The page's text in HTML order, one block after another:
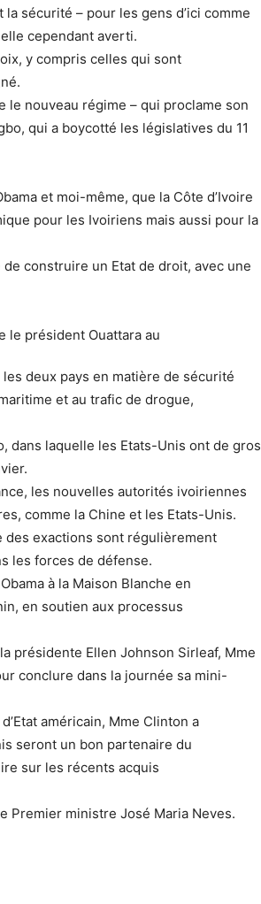
sécurité – pour les gens d’ici comme
cependant averti.
y compris celles qui sont
le nouveau régime – qui proclame son
qui a boycotté les législatives du 11
et moi-même, que la Côte d’Ivoire
pour les Ivoiriens mais aussi pour la
construire un Etat de droit, avec une
deux pays en matière de sécurité
et au trafic de drogue,
dans laquelle les Etats-Unis ont de gros
les nouvelles autorités ivoiriennes
comme la Chine et les Etats-Unis.
des exactions sont régulièrement
les forces de défense.
à la Maison Blanche en
en soutien aux processus
présidente Ellen Johnson Sirleaf, Mme
conclure dans la journée sa mini-
américain, Mme Clinton a
seront un bon partenaire du
sur les récents acquis
Premier ministre José Maria Neves.